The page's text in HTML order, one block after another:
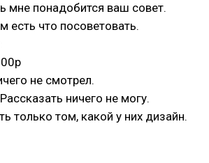
мне понадобится ваш совет.
есть что посоветовать.
не смотрел.
ничего не могу.
только том, какой у них дизайн.